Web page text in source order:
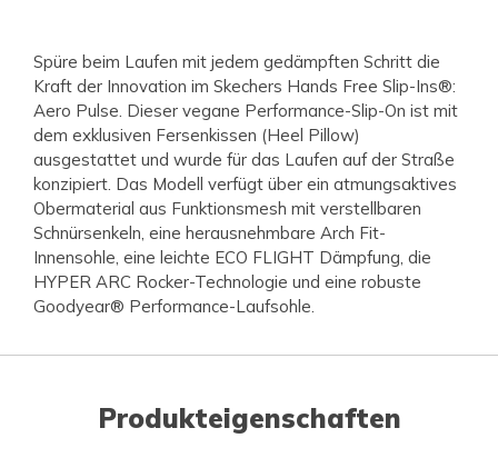
Spüre beim Laufen mit jedem gedämpften Schritt die
Kraft der Innovation im Skechers Hands Free Slip-Ins®:
Aero Pulse. Dieser vegane Performance-Slip-On ist mit
dem exklusiven Fersenkissen (Heel Pillow)
ausgestattet und wurde für das Laufen auf der Straße
konzipiert. Das Modell verfügt über ein atmungsaktives
Obermaterial aus Funktionsmesh mit verstellbaren
Schnürsenkeln, eine herausnehmbare Arch Fit-
Innensohle, eine leichte ECO FLIGHT Dämpfung, die
HYPER ARC Rocker-Technologie und eine robuste
Goodyear® Performance-Laufsohle.
Produkteigenschaften